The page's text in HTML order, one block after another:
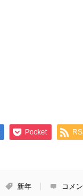
Pocket
新年 コメ